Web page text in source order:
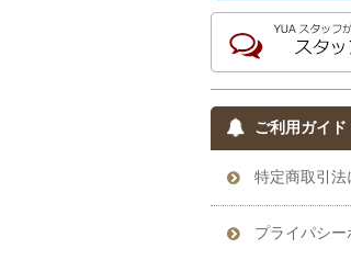
ご利用ガイド
特定商取引
プライパシー